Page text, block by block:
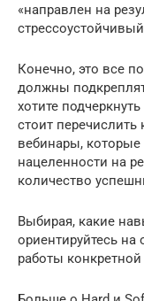
«направлен на
Конечно, это все
должны
хотите
стоит
вебинары,
нацеленности на
количество
Выбирая, какие
ориентируйтесь
работы